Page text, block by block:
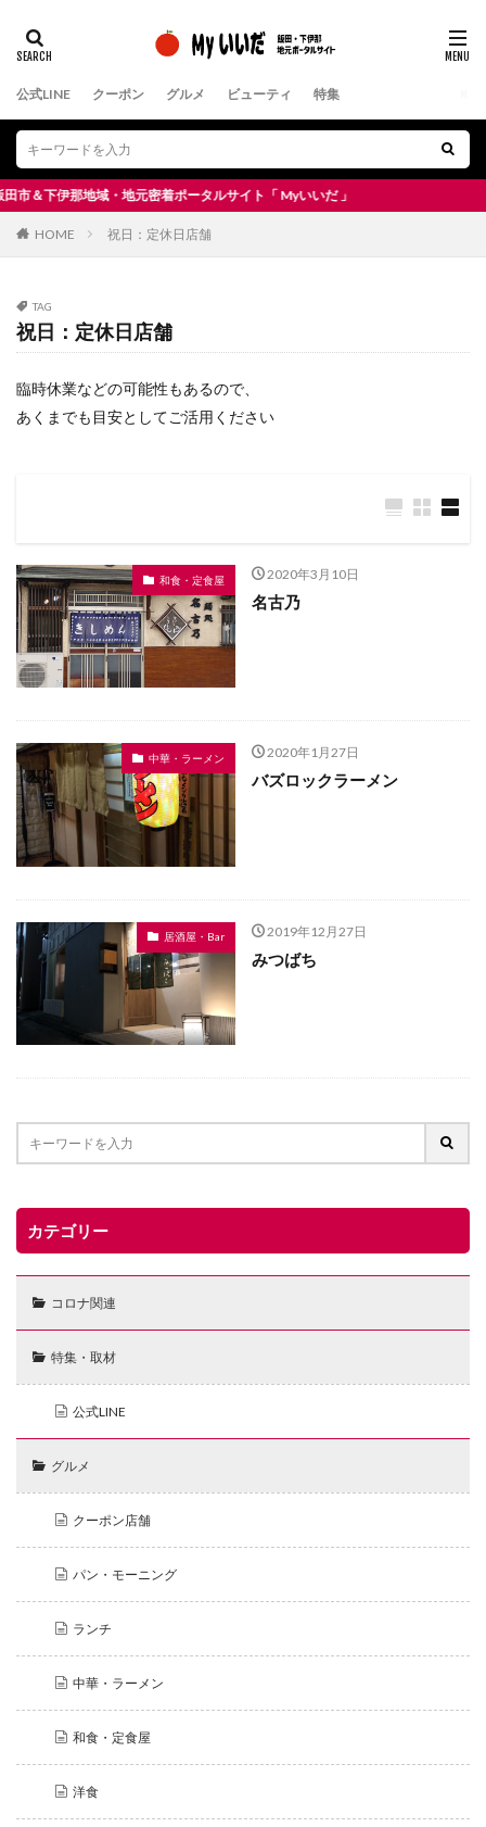
公式LINE クーポン グルメ ビューティ 特集
下伊那地域・地元密着ポータルサイト「 Myいいだ 」
HOME 祝日：定休日店舗
TAG
祝日：定休日店舗
臨時休業などの可能性もあるので、
あくまでも目安としてご活用ください
和食・定食屋 2020年3月10日
名古乃
中華・ラーメン 2020年1月27日
バズロックラーメン
居酒屋・Bar 2019年12月27日
みつばち
カテゴリー
コロナ関連
特集・取材
公式LINE
グルメ
クーポン店舗
パン・モーニング
ランチ
中華・ラーメン
和食・定食屋
洋食